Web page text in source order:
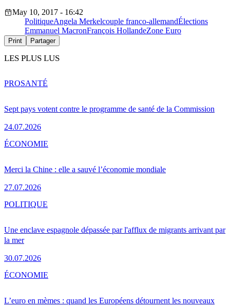
May 10, 2017 - 16:42
PolitiqueAngela Merkelcouple franco-allemandÉlections
Emmanuel MacronFrançois HollandeZone Euro
Print Partager
LES PLUS LUS
Sept pays votent contre le programme de santé de la Commission
24.07.2026
PROSANTÉ
Merci la Chine : elle a sauvé l’économie mondiale
27.07.2026
ÉCONOMIE
Une enclave espagnole dépassée par l'afflux de migrants arrivant par
la mer
30.07.2026
POLITIQUE
L’euro en mèmes : quand les Européens détournent les nouveaux
ÉCONOMIE